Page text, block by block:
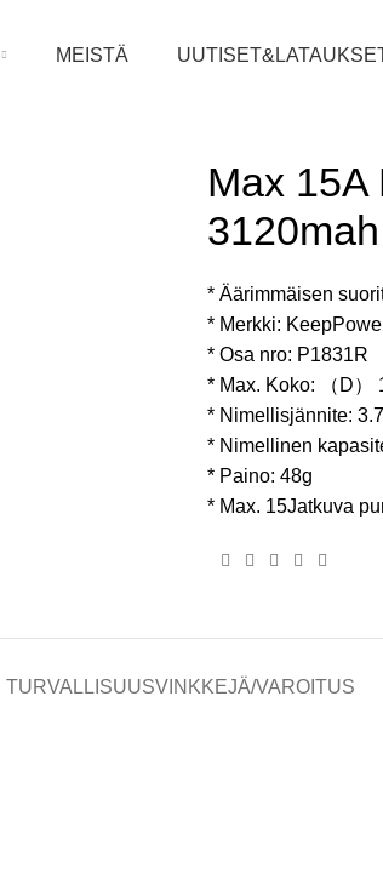
MEISTÄ
Max 15A
* Äärimmäisen
* Merkki:
* Osa nro: P1831R
* Max. Koko: （D）
* Nimellisjännite:
* Nimellinen
* Paino: 48g
* Max. 15Jatkuva
TURVALLISUUSVINKKEJÄ/VAROITUS